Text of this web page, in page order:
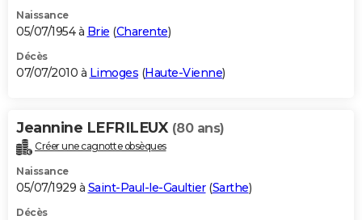
Naissance
05/07/1954 à Brie (Charente)
Décès
07/07/2010 à Limoges (Haute-Vienne)
Jeannine LEFRILEUX (80 ans)
Créer une cagnotte obsèques
Naissance
05/07/1929 à Saint-Paul-le-Gaultier(Sarthe)
Décès